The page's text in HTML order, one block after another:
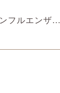
フルエンザ…